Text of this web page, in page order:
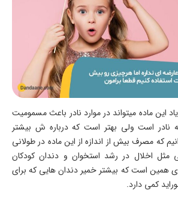
این ماده میتواند در موارد نادر باعث مسمومیت
نادر است ولی بهتر است که درباره ش بیشتر
که مصرف بیش از اندازه از این ماده در طولانی
اخلال در رشد استخوان و دندان کودکان
همین است که بیشتر خمیر دندان هایی که برای
کمی دارد.